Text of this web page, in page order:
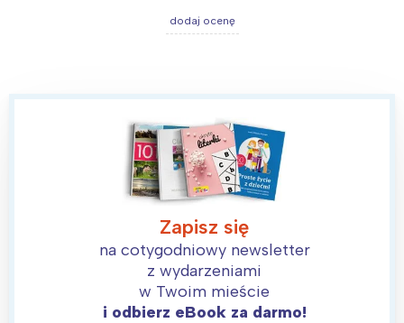
dodaj ocenę
Zapisz się
na cotygodniowy newsletter
z wydarzeniami
w Twoim mieście
i odbierz eBook za darmo!
Interesują mnie wydarzenia z
tego regionu: